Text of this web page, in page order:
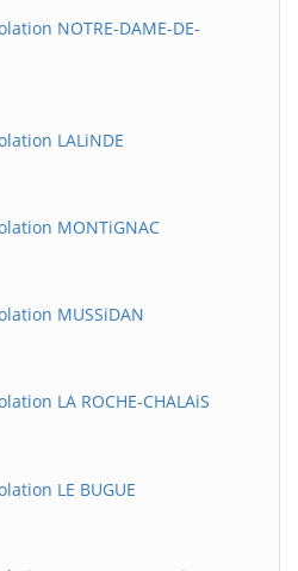
NOTRE-DAME-DE-
LALiNDE
MONTiGNAC
MUSSiDAN
LA ROCHE-CHALAiS
LE BUGUE